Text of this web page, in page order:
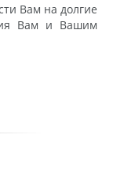
Вам на долгие
Вам и Вашим